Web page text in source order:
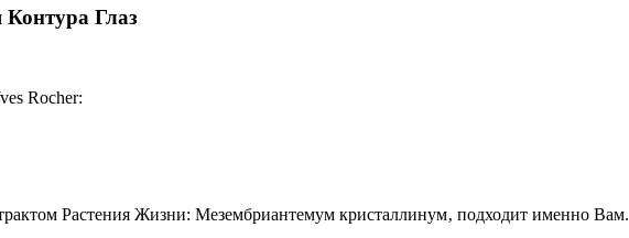
Глаз
Rocher:
Растения Жизни: Мезембриантемум кристаллинум‚ подходит именно Вам.